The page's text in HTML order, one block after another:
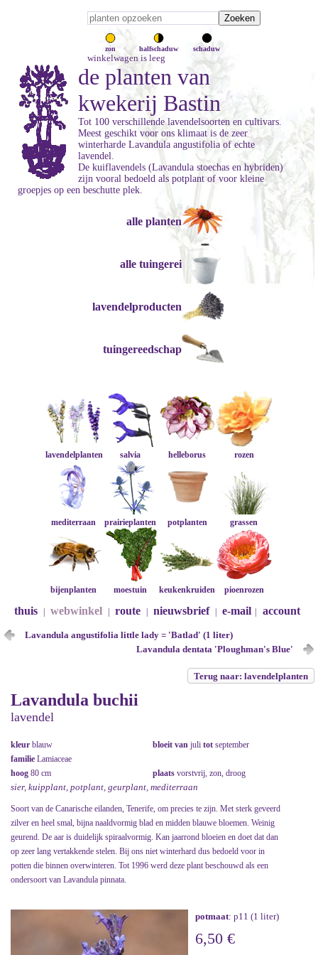
zon halfschaduw schaduw
winkelwagen is leeg
de planten van
kwekerij Bastin
Tot 100 verschillende lavendelsoorten en cultivars.
Meest geschikt voor ons klimaat is de zeer
winterharde Lavandula angustifolia of echte
lavendel.
De kuiflavendels (Lavandula stoechas en hybriden)
zijn vooral bedoeld als potplant of voor kleine
groepjes op een beschutte plek.
alle planten
alle tuingerei
lavendelproducten
tuingereedschap
lavendelplanten salvia helleborus rozen
mediterraan prairieplanten potplanten grassen
bijenplanten moestuin keukenkruiden pioenrozen
thuis webwinkel route nieuwsbrief e-mail account
Lavandula angustifolia little lady = 'Batlad' (1 liter)
Lavandula dentata 'Ploughman's Blue'
Terug naar: lavendelplanten
Lavandula buchii
lavendel
kleur blauw bloeit van juli tot september
familie Lamiaceae
hoog 80 cm plaats vorstvrij, zon, droog
sier, kuipplant, potplant, geurplant, mediterraan
Soort van de Canarische eilanden, Tenerife, om precies te zijn. Met sterk geveerd
zilver en heel smal, bijna naaldvormig blad en midden blauwe bloemen. Weinig
geurend. De aar is duidelijk spiraalvormig. Kan jaarrond bloeien en doet dat dan
op zeer lang vertakkende stelen. Bij ons niet winterhard dus bedoeld voor in
potten die binnen overwinteren. Tot 1996 werd deze plant beschouwd als een
ondersoort van Lavandula pinnata.
potmaat: p11 (1 liter)
6,50 €